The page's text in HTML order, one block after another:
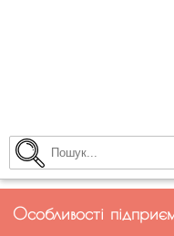
Особливості